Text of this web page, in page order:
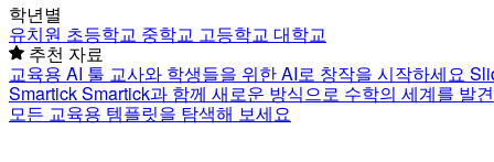
학년별
유치원 초등학교 중학교 고등학교 대학교
추천 자료
교육용 AI 툴 교사와 학생들을 위한 AI로 창작을 시작하세요
SmartickSmartick과 함께 새로운 방식으로 수학의 세계를 발
모든 교육용 템플릿을 탐색해 보세요